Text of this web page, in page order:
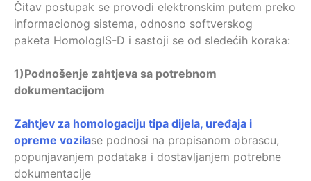
Čitav postupak se provodi elektronskim putem preko
informacionog sistema, odnosno softverskog
paketa HomologIS-D i sastoji se od sledećih koraka:
1)Podnošenje zahtjeva sa potrebnom
dokumentacijom
Zahtjev za homologaciju tipa dijela, uređaja i
opreme vozilase podnosi na propisanom obrascu,
popunjavanjem podataka i dostavljanjem potrebne
dokumentacije